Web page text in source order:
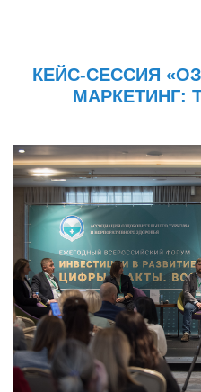
КЕЙС-СЕССИЯ
МАРКЕТИНГ: